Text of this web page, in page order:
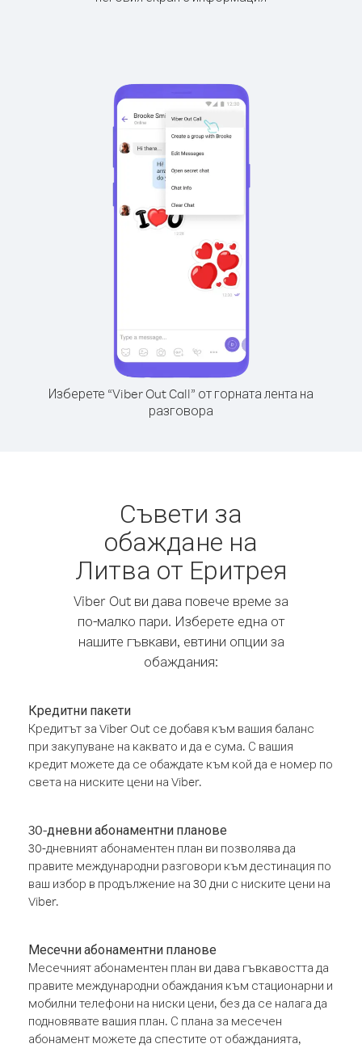
Изберете “Viber Out Call” от горната лента на
разговора
Съвети за
обаждане на
Литва от Еритрея
Viber Out ви дава повече време за
по-малко пари. Изберете една от
нашите гъвкави, евтини опции за
обаждания:
Кредитни пакети
Кредитът за Viber Out се добавя към вашия баланс
при закупуване на каквато и да е сума. С вашия
кредит можете да се обаждате към кой да е номер по
света на ниските цени на Viber.
30-дневни абонаментни планове
30-дневният абонаментен план ви позволява да
правите международни разговори към дестинация по
ваш избор в продължение на 30 дни с ниските цени на
Viber.
Месечни абонаментни планове
Месечният абонаментен план ви дава гъвкавостта да
правите международни обаждания към стационарни и
мобилни телефони на ниски цени, без да се налага да
подновявате вашия план. С плана за месечен
абонамент можете да спестите от обажданията,